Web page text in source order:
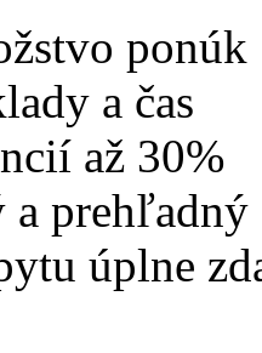
ponúk
a čas
až 30%
a prehľadný
úplne